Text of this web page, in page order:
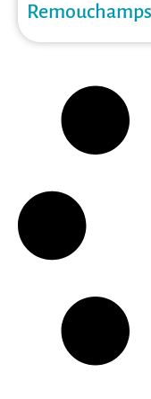
Remouchamps